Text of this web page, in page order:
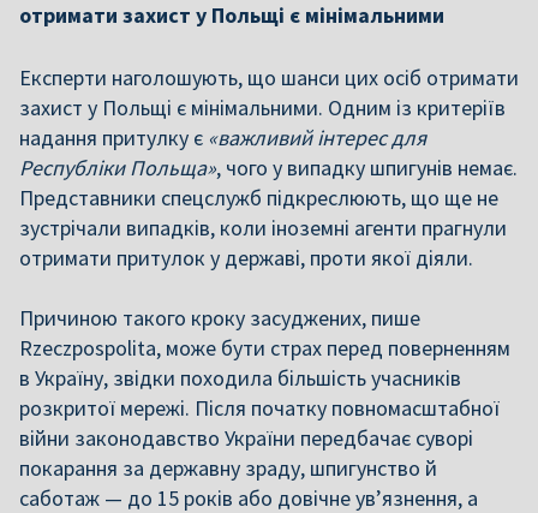
отримати захист у Польщі є мінімальними
Експерти наголошують, що шанси цих осіб отримати
захист у Польщі є мінімальними. Одним із критеріїв
надання притулку є «важливий інтерес для
Республіки Польща», чого у випадку шпигунів немає.
Представники спецслужб підкреслюють, що ще не
зустрічали випадків, коли іноземні агенти прагнули
отримати притулок у державі, проти якої діяли.
Причиною такого кроку засуджених, пише
Rzeczpospolita, може бути страх перед поверненням
в Україну, звідки походила більшість учасників
розкритої мережі. Після початку повномасштабної
війни законодавство України передбачає суворі
покарання за державну зраду, шпигунство й
саботаж — до 15 років або довічне ув’язнення, а